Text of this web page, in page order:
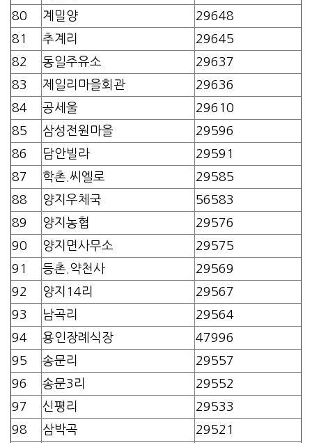
80
계밀양
29648
81
추계리
29645
82
동일주유소
29637
83
제일리마을회관
29636
84
공세울
29610
85
삼성전원마을
29596
86
담안빌라
29591
87
학촌.씨엘로
29585
88
양지우체국
56583
89
양지농협
29576
90
양지면사무소
29575
91
등촌.약천사
29569
92
양지14리
29567
93
남곡리
29564
94
용인장례식장
47996
95
송문리
29557
96
송문3리
29552
97
신평리
29533
98
삼박곡
29521